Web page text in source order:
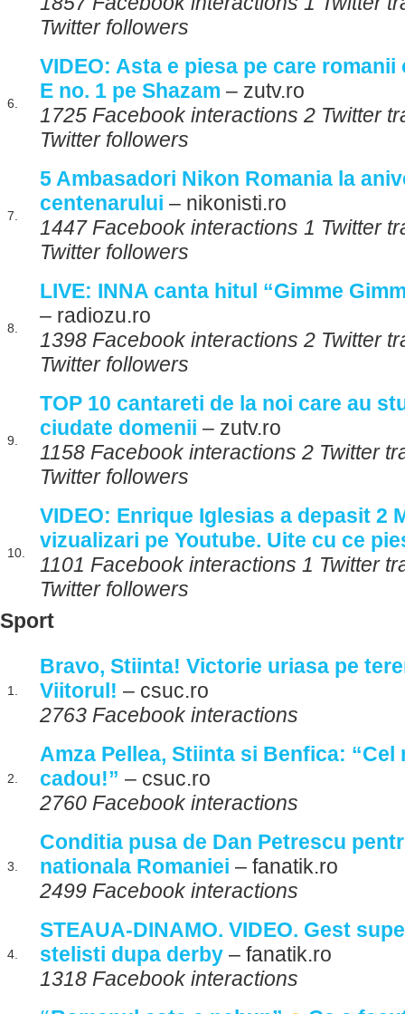
Twitter followers
6.
VIDEO: Asta e piesa pe care romanii
E no. 1 pe Shazam – zutv.ro
1725 Facebook interactions 2 Twitter
Twitter followers
7.
5 Ambasadori Nikon Romania la
centenarului – nikonisti.ro
1447 Facebook interactions 1 Twitter
Twitter followers
8.
LIVE: INNA canta hitul “Gimme
– radiozu.ro
1398 Facebook interactions 2 Twitter
Twitter followers
9.
TOP 10 cantareti de la noi care au
ciudate domenii – zutv.ro
1158 Facebook interactions 2 Twitter
Twitter followers
10.
VIDEO: Enrique Iglesias a depasit 2
vizualizari pe Youtube. Uite cu ce
1101 Facebook interactions 1 Twitter
Twitter followers
Sport
1.
Bravo, Stiinta! Victorie uriasa pe
Viitorul! – csuc.ro
2763 Facebook interactions
2.
Amza Pellea, Stiinta si Benfica: “Cel
cadou!” – csuc.ro
2760 Facebook interactions
3.
Conditia pusa de Dan Petrescu
nationala Romaniei – fanatik.ro
2499 Facebook interactions
4.
STEAUA-DINAMO. VIDEO. Gest
stelisti dupa derby – fanatik.ro
1318 Facebook interactions